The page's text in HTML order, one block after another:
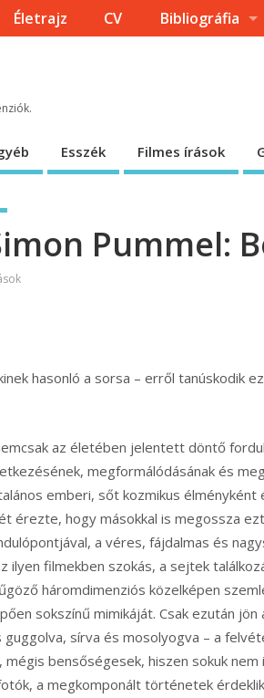
Életrajz CV Bibliográfia
Esszék Filmes írások
Pummel:
hasonló a sorsa – erről tanúskodik
az életében jelentett döntő
megformálódásának és
emberi, sőt kozmikus
érezte, hogy másokkal is megossza
a véres, fájdalmas és
ilyen filmekben szokás, a sejtek
háromdimenziós közelképen
sokszínű mimikáját. Csak ezután
sírva és mosolyogva – a
bensőségesek, hiszen sokuk nem
a megkomponált történetek